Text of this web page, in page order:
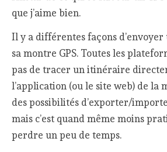
que j’aime bien.
Il y a différentes façons
sa montre GPS. Toutes les
pas de tracer un itinéraire
l’application (ou le site web) de la
des possibilités d’exporter/
mais c’est quand même moins
perdre un peu de temps.